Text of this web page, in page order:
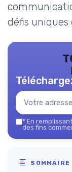
défis
* En
des fins
SOMMAIRE